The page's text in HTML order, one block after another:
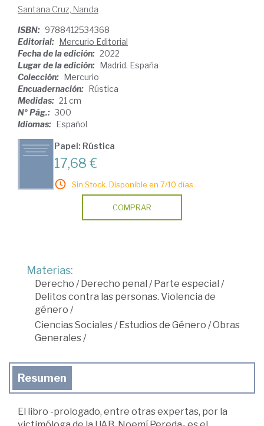
Santana Cruz, Nanda
ISBN: 9788412534368
Editorial: Mercurio Editorial
Fecha de la edición: 2022
Lugar de la edición: Madrid. España
Colección: Mercurio
Encuadernación: Rústica
Medidas: 21 cm
Nº Pág.: 300
Idiomas: Español
Papel: Rústica
17,68 €
Sin Stock. Disponible en 7/10 días.
COMPRAR
Materias:
Derecho /Derecho penal /Parte especial /
Delitos contra las personas. Violencia de
género /
Ciencias Sociales /Estudios de Género /Obras
Generales /
Resumen
El libro -prologado, entre otras expertas, por la